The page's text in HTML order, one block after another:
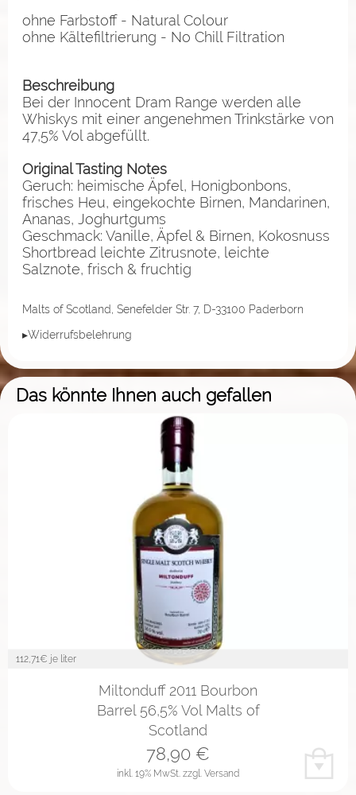
ohne Farbstoff - Natural Colour
ohne Kältefiltrierung - No Chill Filtration
Beschreibung
Bei der Innocent Dram Range werden alle
Whiskys mit einer angenehmen Trinkstärke von
47,5% Vol abgefüllt.
Original Tasting Notes
Geruch: heimische Äpfel, Honigbonbons,
frisches Heu, eingekochte Birnen, Mandarinen,
Ananas, Joghurtgums
Geschmack: Vanille, Äpfel & Birnen, Kokosnuss
Shortbread leichte Zitrusnote, leichte
Salznote, frisch & fruchtig
Malts of Scotland, Senefelder Str. 7, D-33100 Paderborn
▸Widerrufsbelehrung
Das könnte Ihnen auch gefallen
112,71€ je liter
Miltonduff 2011 Bourbon
Barrel 56,5% Vol Malts of
Scotland
inkl. 19% MwSt. zzgl. Versand
78,90 €